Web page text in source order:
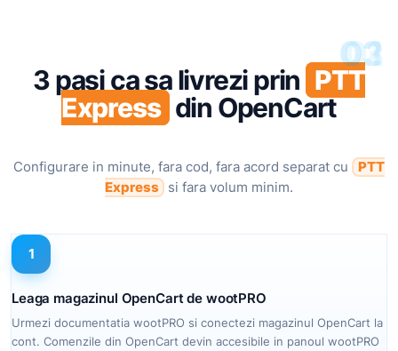
3 pasi ca sa livrezi prin PTT
Express din OpenCart
Configurare in minute, fara cod, fara acord separat cu PTT
Express
si fara volum minim.
01
1
Leaga magazinul OpenCart de wootPRO
Urmezi documentatia wootPRO si conectezi magazinul OpenCart la
cont. Comenzile din OpenCart devin accesibile in panoul wootPRO
02
03